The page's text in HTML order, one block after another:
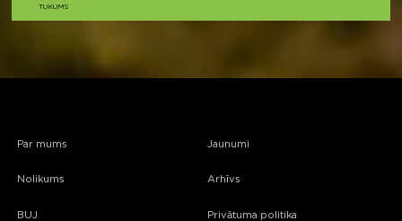
TUKUMS
Par mums
Nolikums
BUJ
Jaunumi
Arhīvs
Privātuma politika